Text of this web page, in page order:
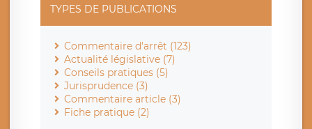
TYPES DE PUBLICATIONS
Commentaire d'arrêt (123)
Actualité législative (7)
Conseils pratiques (5)
Jurisprudence (3)
Commentaire article (3)
Fiche pratique (2)